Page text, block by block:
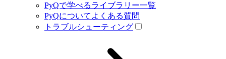
PyQで学べるライブラリー一覧
PyQについてよくある質問
トラブルシューティング